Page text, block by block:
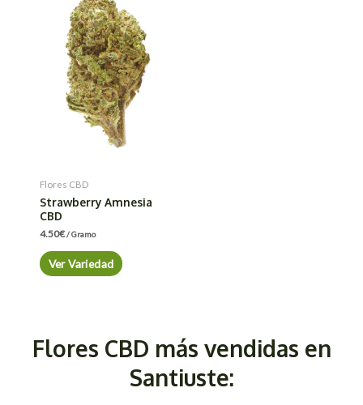
Flores CBD
Strawberry Amnesia
CBD
4.50€/ Gramo
Ver Variedad
Flores CBD más vendidas en
Santiuste: